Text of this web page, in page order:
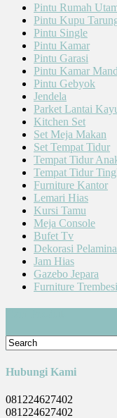
Pintu Rumah
Pintu Kupu
Pintu Single
Pintu Kamar
Pintu Garasi
Pintu Kamar
Pintu Gebyok
Jendela
Parket Lantai
Kitchen Set
Set Meja Makan
Set Tempat Tidur
Tempat Tidur
Tempat Tidur
Furniture Kantor
Lemari Hias
Kursi Tamu
Meja Console
Bufet Tv
Dekorasi
Jam Hias
Gazebo Jepara
Furniture
Hubungi Kami
081224627402
081224627402